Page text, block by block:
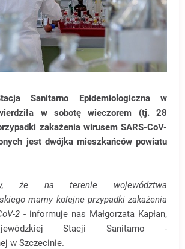
Sanitarno Epidemiologiczna w
w sobotę wieczorem (tj. 28
zakażenia wirusem SARS-CoV-
jest dwójka mieszkańców powiatu
że na terenie województwa
mamy kolejne przypadki zakażenia
2 - informuje nas Małgorzata Kapłan,
Stacji Sanitarno -
w Szczecinie.